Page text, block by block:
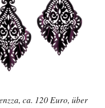
ca. 120 Euro, über